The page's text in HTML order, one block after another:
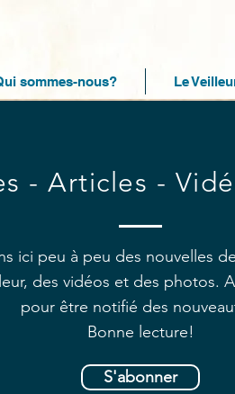
sommes-nous? Le
- Articles -
ici peu à peu des nouvelles
des vidéos et des photos.
pour être notifié des
Bonne lecture!
S'abonner